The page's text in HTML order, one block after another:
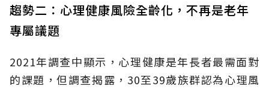
趨勢二：心理健康風險全齡化，不再是老年
專屬議題
2021年調查中顯示，心理健康是年長者最需面對
的課題，但調查揭露，30至39歲族群認為心理風